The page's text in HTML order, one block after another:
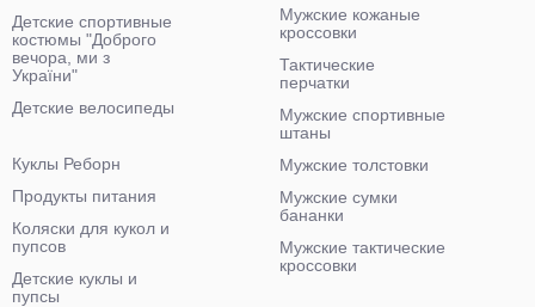
Детские спортивные
костюмы "Доброго
вечора, ми з
України"
Детские велосипеды
Мужские кожаные
кроссовки
Тактические
перчатки
Мужские спортивные
штаны
Мужские толстовки
Мужские сумки
бананки
Мужские тактические
кроссовки
Куклы Реборн
Продукты питания
Коляски для кукол и
пупсов
Детские куклы и
пупсы